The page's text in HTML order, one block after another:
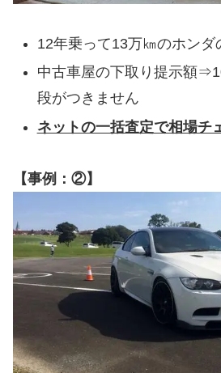
12年乗って13万㎞のホンダ
中古車屋の下取り提示額
段がつきません
ネットの一括査定で相場
【事例：②】